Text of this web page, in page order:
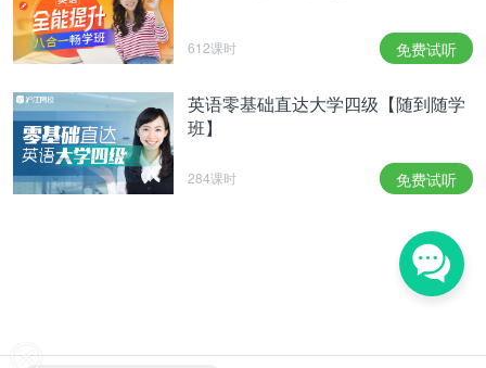
612课时 免费试听
英语零基础直达大学四级【随到随学
班】
284课时 免费试听